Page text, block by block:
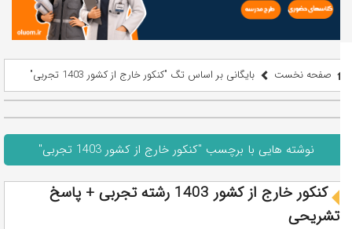
صفحه نخست بایگانی بر اساس تگ "کنکور خارج از کشور 1403 تجربی"
نوشته هایی با برچسب "کنکور خارج از کشور 1403 تجربی"
کنکور خارج از کشور 1403 رشته تجربی + پاسخ
تشریحی